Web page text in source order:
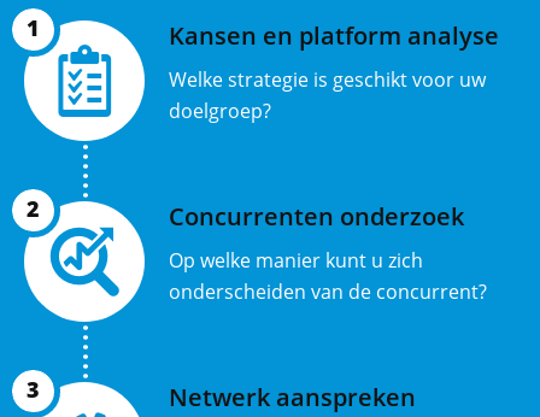
1 Kansen en platform analyse
Welke strategie is geschikt voor uw
doelgroep?
2 Concurrenten onderzoek
Op welke manier kunt u zich
onderscheiden van de concurrent?
3 Netwerk aanspreken